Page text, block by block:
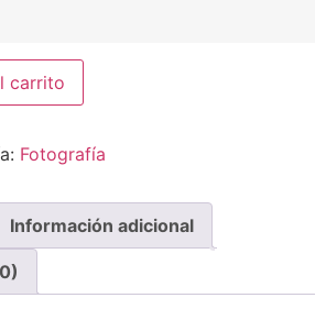
carrito
Fotografía
Información adicional